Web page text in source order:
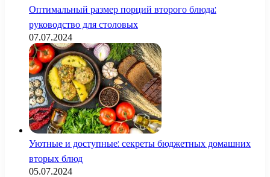
Оптимальный размер порций второго блюда:
руководство для столовых
07.07.2024
Уютные и доступные: секреты бюджетных домашних
вторых блюд
05.07.2024